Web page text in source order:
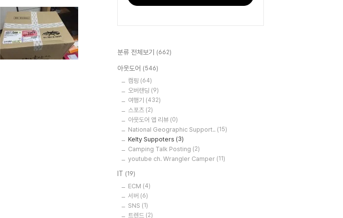
분류 전체보기 (662)
아웃도어 (546)
캠핑 (64)
오버랜딩 (9)
여행기 (432)
스포츠 (2)
아웃도어 앱 리뷰 (0)
National Geographic Support.. (15)
Kelty Suppoters (3)
Camping Talk Posting (2)
youtube ch. Wrangler Camper (11)
IT (19)
ECM (4)
서버 (6)
SNS (1)
트렌드 (2)